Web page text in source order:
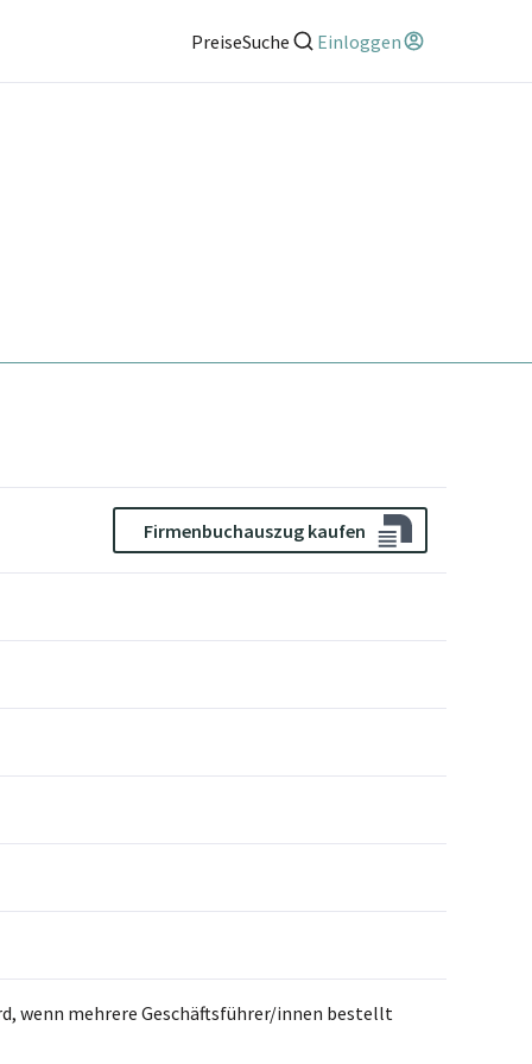
PreiseSuche Einloggen
Firmenbuchauszug kaufen
wenn mehrere Geschäftsführer/innen bestellt